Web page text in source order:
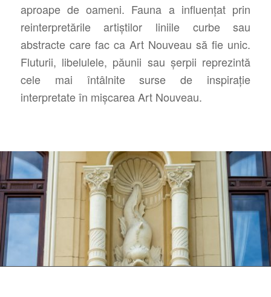
aproape de oameni. Fauna a influențat prin
reinterpretările artiștilor liniile curbe sau
abstracte care fac ca Art Nouveau să fie unic.
Fluturii, libelulele, păunii sau șerpii reprezintă
cele mai întâlnite surse de inspirație
interpretate în mișcarea Art Nouveau.